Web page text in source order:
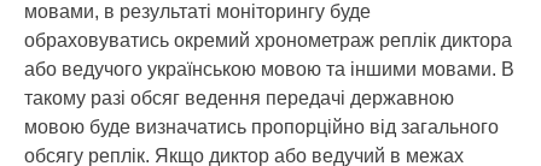
мовами, в результаті моніторингу буде
обраховуватись окремий хронометраж реплік диктора
або ведучого українською мовою та іншими мовами. В
такому разі обсяг ведення передачі державною
мовою буде визначатись пропорційно від загального
обсягу реплік. Якщо диктор або ведучий в межах